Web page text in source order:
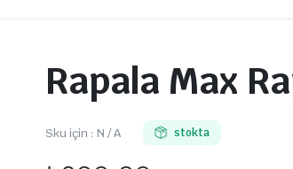
Rapala Max
Sku için : N / A stokta